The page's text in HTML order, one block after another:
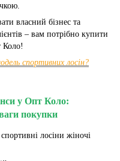
власний бізнес та
– вам потрібно купити
Коло!
спортивних лосін?
у Опт Коло:
покупки
лосіни жіночі